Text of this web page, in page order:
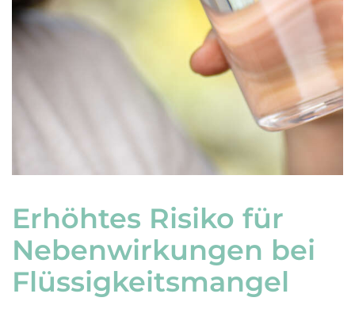
Erhöhtes Risiko für
Nebenwirkungen bei
Flüssigkeitsmangel